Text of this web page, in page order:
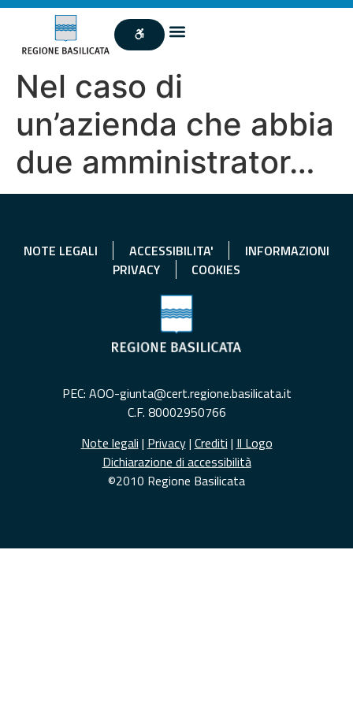
Nel caso di
un’azienda che abbia
due amministrator…
NOTE LEGALI ACCESSIBILITA'
INFORMAZIONI
PRIVACY
COOKIES
PEC: AOO-giunta@cert.regione.basilicata.it
C.F. 80002950766
Note legali | Privacy| Crediti | Il Logo
Dichiarazione di accessibilità
©2010 Regione Basilicata